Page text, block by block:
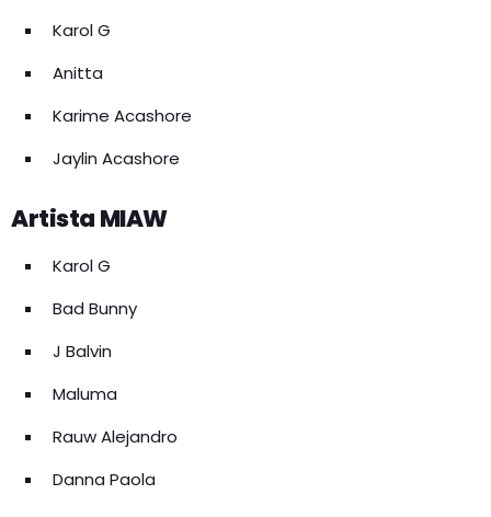
Karol G
Anitta
Karime Acashore
Jaylin Acashore
Artista MIAW
Karol G
Bad Bunny
J Balvin
Maluma
Rauw Alejandro
Danna Paola